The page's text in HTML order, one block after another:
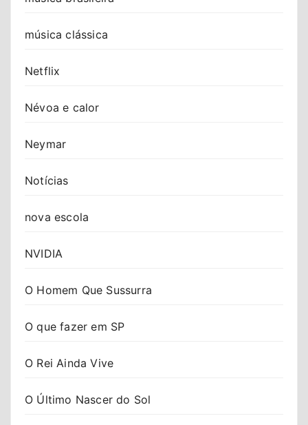
música clássica
Netflix
Névoa e calor
Neymar
Notícias
nova escola
NVIDIA
O Homem Que Sussurra
O que fazer em SP
O Rei Ainda Vive
O Último Nascer do Sol